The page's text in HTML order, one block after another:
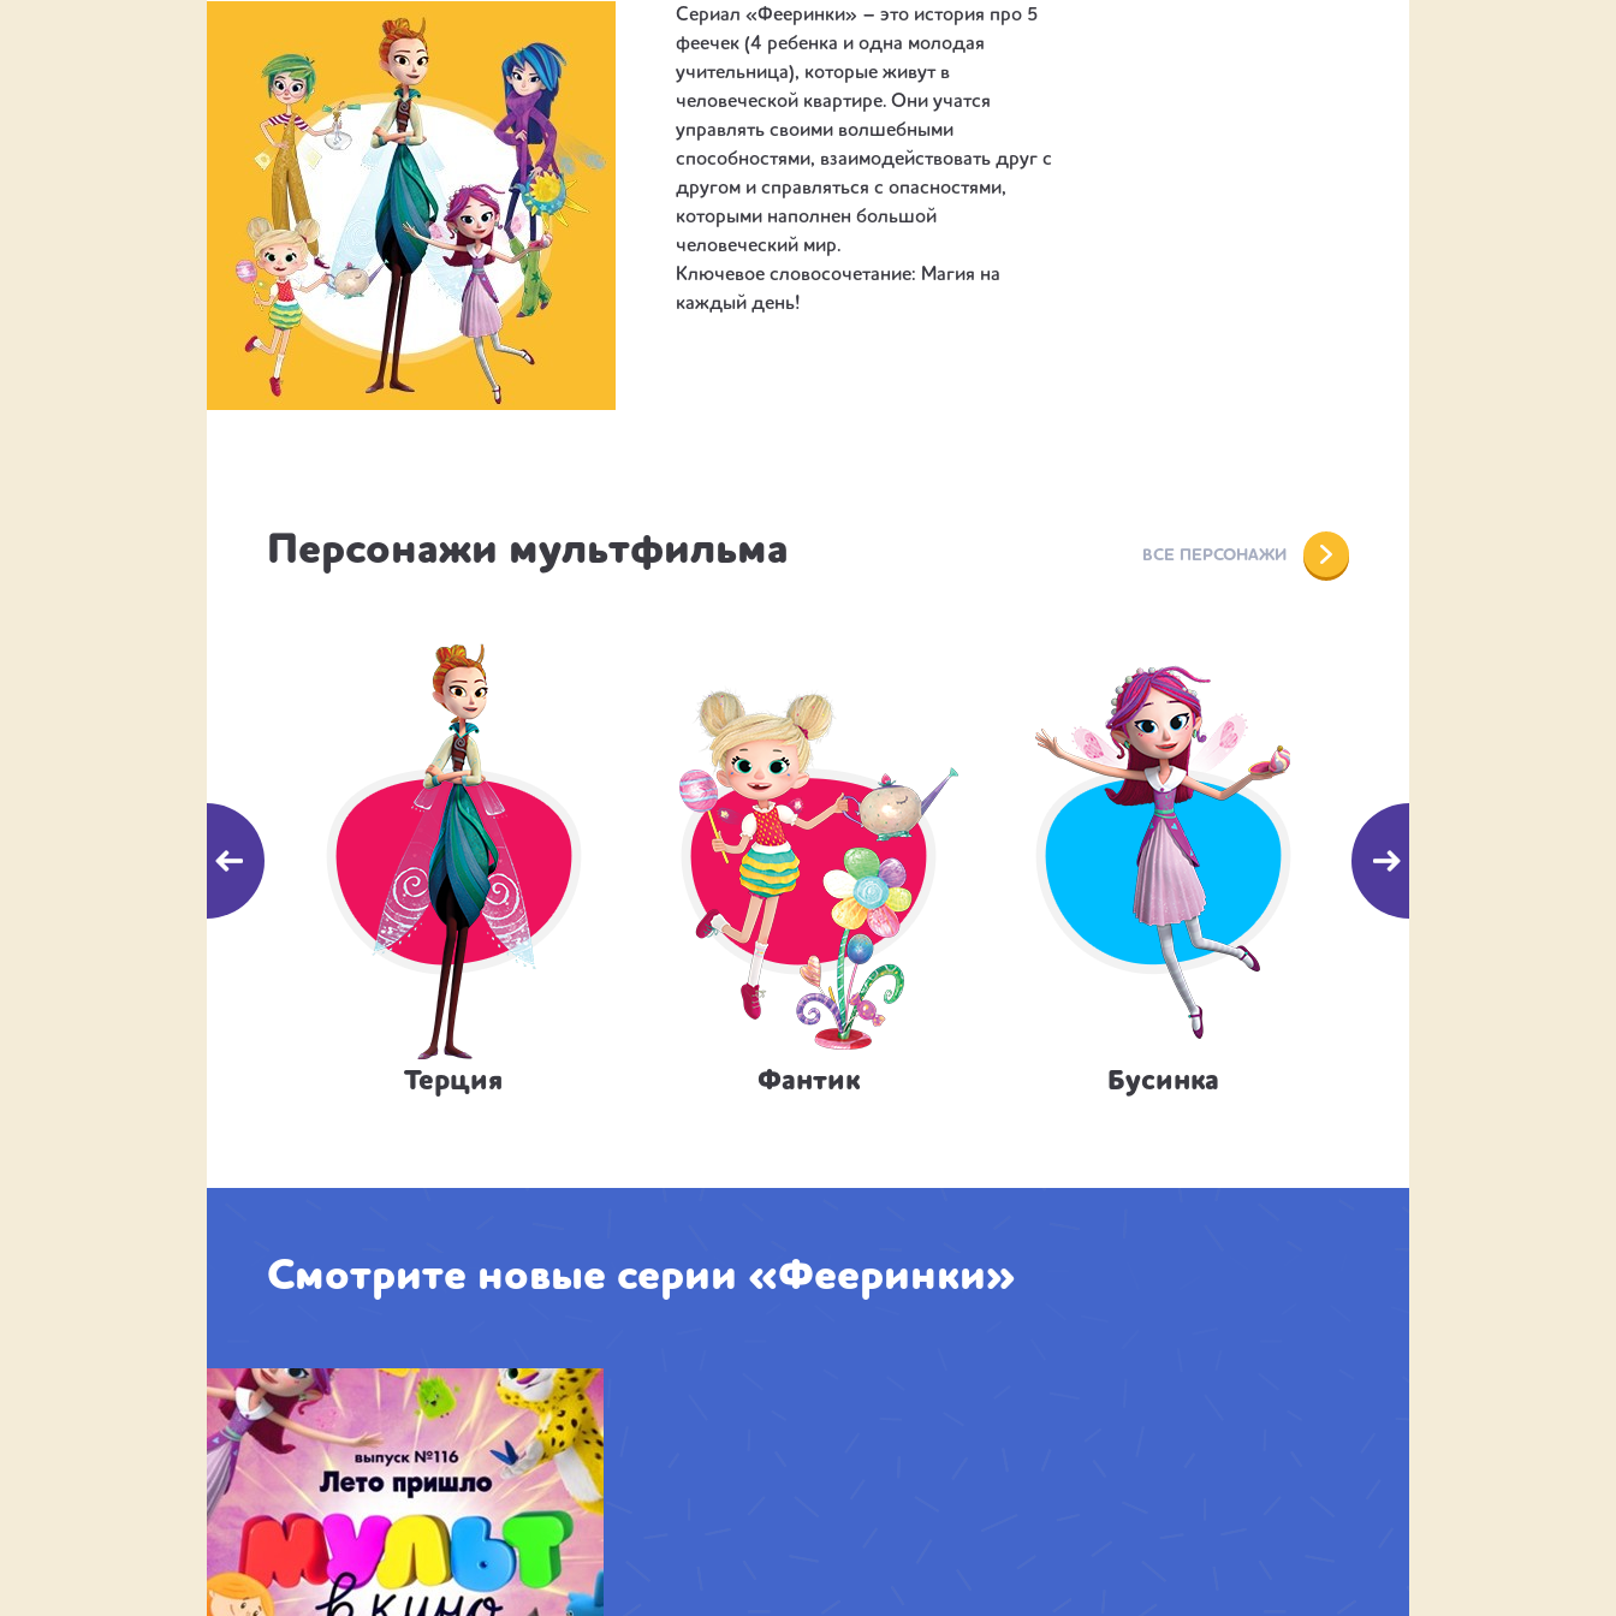
Сериал «Фееринки» – это история про 5
феечек (4 ребенка и одна молодая
учительница), которые живут в
человеческой квартире. Они учатся
управлять своими волшебными
способностями, взаимодействовать друг с
другом и справляться с опасностями,
которыми наполнен большой
человеческий мир.
Ключевое словосочетание: Магия на
каждый день!
Персонажи мультфильма ВСЕ ПЕРСОНАЖИ
Терция Фантик Бусинка
Смотрите новые серии «Фееринки»